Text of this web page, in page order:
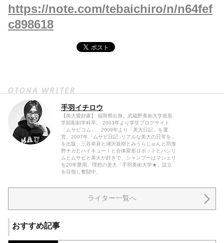
https://note.com/tebaichiro/n/n64fef
c898618
手羽イチロウ
【美大愛好家】 福岡県出身。武蔵野美術大学造形
学部彫刻学科卒。 2003年より学生ブログサイト
「ムサビコム」、2009年より「美大日記」を運
営。2007年「ムサビ日記 -リアルな美大の日常を」
を出版。三谷幸喜と浦沢直樹とみうらじゅんと羽海
野チカとハイキュー！と合体変形ロボットとパシリ
ムとムサビと美大が好きで、シャンプーはマシェリ
を20年愛用。理想の美大「手羽美術大学★」設立
を目指し奮闘中。
ライター一覧へ
おすすめ記事